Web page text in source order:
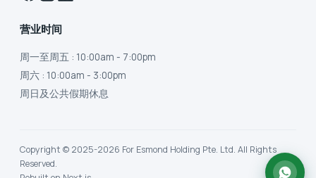
营业时间
周一至周五 : 10:00am - 7:00pm
周六 : 10:00am - 3:00pm
周日及公共假期休息
Copyright © 2025-2026 For Esmond Holding Pte. Ltd. All Rights
Reserved.